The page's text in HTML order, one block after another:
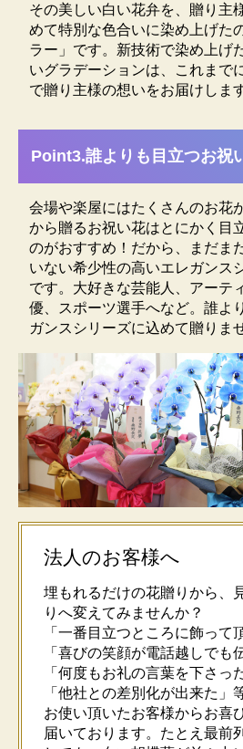
白い花が咲きます。
周囲の光の違いによっても花の
す。濃淡の指定などは出来かね
ご了承の上、ご購入ください。
る見え方の違いも、個性としてお
幸いです。
その美しい白い花弁を、贈り主
めて特別な色合いに染め上げた
ラー」です。新技術で染め上げ
いグラデーションは、これまで
で贈り主様の想いをお届けしま
Point3.誰よりも目立つお祝
会場や楽屋にはたくさんのお花
から贈るお祝い花はとにかく目
のがおすすめ！だから、まだま
いない希少性の高いエレガンス
です。大好きな芸能人、アーテ
優、スポーツ選手へなど。誰よ
ガンスシリーズに込めて贈りま
法人のお客様へ
埋もれるだけの花贈りから、
りへ変えてみませんか？
「一番目立つところに飾って
「喜びの笑顔が電話越しでも
「何度もお礼の言葉を下さっ
「他社との差別化が出来た」
お使い頂いたお客様からお喜
届いております。たとえ最前